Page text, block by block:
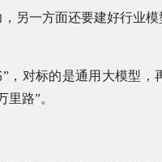
另一方面还要建好行业
，对标的是通用大模型，
路”。